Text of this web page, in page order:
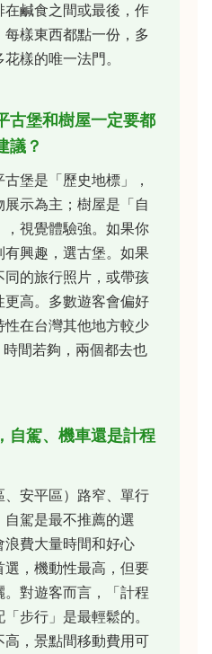
在鹹食之間或最後，作
樣東西都點一份，多
樣的唯一法門。
古堡和樹屋一定要都
議？
堡是「歷史地標」，
示為主；樹屋是「自
視覺體驗強。如果你
興趣，選古堡。如果
的旅行照片，或帶孩
高。多數遊客會偏好
在台灣其他地方較少
間若夠，兩個都去也
自駕、機車還是計程
安平區）路窄、單行
駕是最不推薦的選
費大量時間和好心
，機動性最高，但要
對遊客而言，「計程
步行」是最輕鬆的。
，景點間移動費用可